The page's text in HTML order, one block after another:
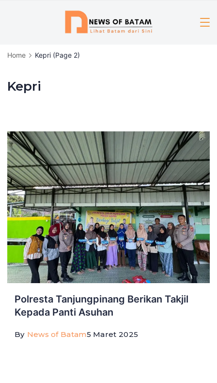
Home Kepri (Page 2)
Kepri
Polresta Tanjungpinang Berikan Takjil
Kepada Panti Asuhan
By News of Batam5 Maret 2025